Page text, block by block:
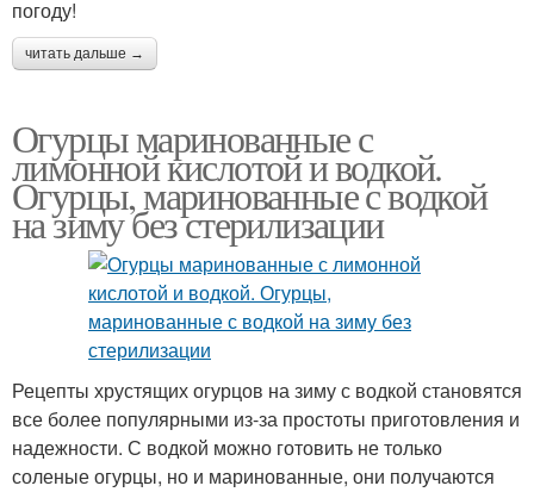
погоду!
читать дальше →
Огурцы маринованные с
лимонной кислотой и водкой.
Огурцы, маринованные с водкой
на зиму без стерилизации
Рецепты хрустящих огурцов на зиму с водкой становятся
все более популярными из-за простоты приготовления и
надежности. С водкой можно готовить не только
соленые огурцы, но и маринованные, они получаются